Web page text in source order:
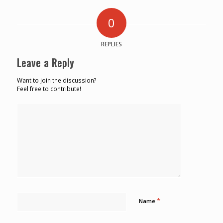
0
REPLIES
Leave a Reply
Want to join the discussion?
Feel free to contribute!
Name *